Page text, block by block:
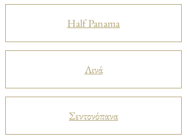
Half Panama
Λινά
Σεντονόπανα